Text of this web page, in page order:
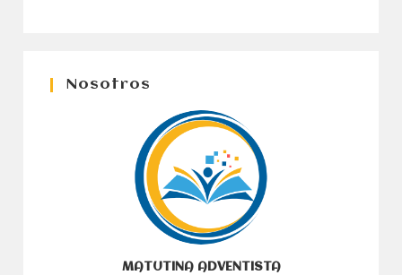
Nosotros
MATUTINA ADVENTISTA